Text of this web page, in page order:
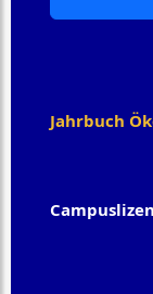
Jahrbuch